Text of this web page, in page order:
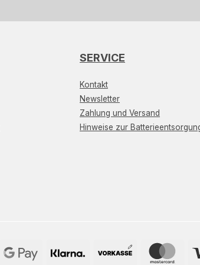
SERVICE
Kontakt
Newsletter
Zahlung und Versand
Hinweise zur